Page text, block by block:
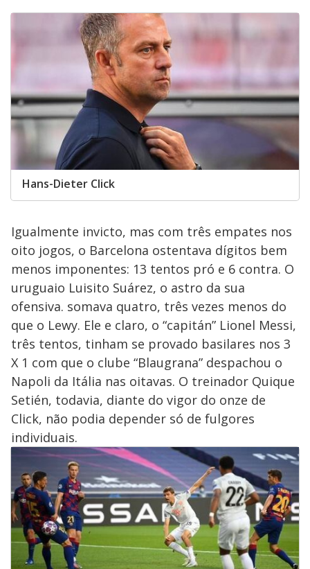
Hans-Dieter Click
Igualmente invicto, mas com três empates nos
oito jogos, o Barcelona ostentava dígitos bem
menos imponentes: 13 tentos pró e 6 contra. O
uruguaio Luisito Suárez, o astro da sua
ofensiva. somava quatro, três vezes menos do
que o Lewy. Ele e claro, o “capitán” Lionel Messi,
três tentos, tinham se provado basilares nos 3
X 1 com que o clube “Blaugrana” despachou o
Napoli da Itália nas oitavas. O treinador Quique
Setién, todavia, diante do vigor do onze de
Click, não podia depender só de fulgores
individuais.